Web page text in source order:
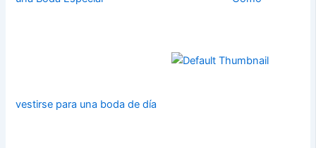
vestirse para una boda de día